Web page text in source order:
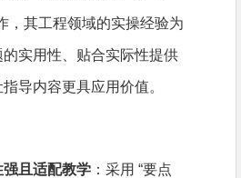
，其工程领域的实操经验为
实用性、贴合实际性提供
导内容更具应用价值。
且适配教学 ：采用 “要点